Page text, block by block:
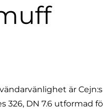
är Cejn:s
326, DN 7.6 utformad